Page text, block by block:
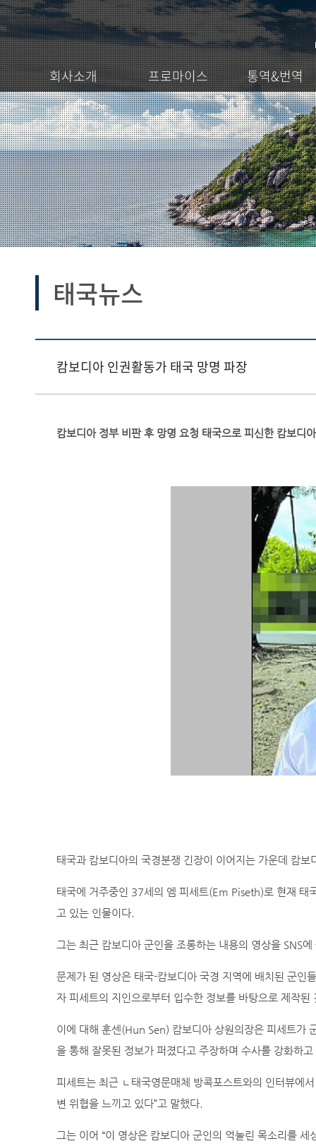
회사소개 프로마이스 통역&번역
태국뉴스
캄보디아 인권활동가 태국 망명 파장
캄보디아 정부 비판 후 망명 요청 태국으로 피신한 캄보디
태국과 캄보디아의 국경분쟁 긴장이 이어지는 가운데 캄
태국에 거주중인 37세의 엠 피세트(Em Piseth)로 현재
고 있는 인물이다.
그는 최근 캄보디아 군인을 조롱하는 내용의 영상을 SNS
문제가 된 영상은 태국-캄보디아 국경 지역에 배치된 군인
자 피세트의 지인으로부터 입수한 정보를 바탕으로 제작된
이에 대해 훈센(Hun Sen) 캄보디아 상원의장은 피세트가
을 통해 잘못된 정보가 퍼졌다고 주장하며 수사를 강화하
피세트는 최근 ㄴ태국영문매체 방콕포스트와의 인터뷰에
변 위협을 느끼고 있다”고 말했다.
그는 이어 “이 영상은 캄보디아 군인의 억눌린 목소리를